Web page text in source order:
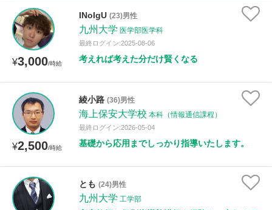
¥3,000/時給
INoIgU (23)男性
九州大学 医学部医学科
最終ログイン:2025-08-06
考えれば考えた分だけ賢くなる
¥2,500/時給
綾小路 (36)男性
海上保安大学校 本科（情報通信課程）
最終ログイン:2026-05-04
基礎から応用までしっかり指導いたします。
とも (24)男性
九州大学 工学部
時給：¥1,000 ～ ¥10,000
授業可能日
土曜日 日曜日
所属大学
距離：15km以内